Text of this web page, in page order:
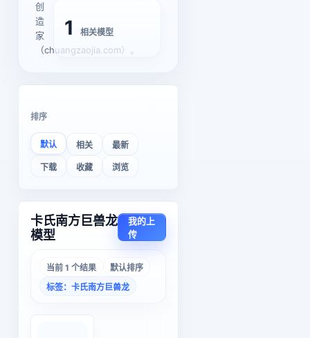
创
造
家
（chuangzaojia.com）。
1 相关模型
排序
默认 相关 最新
下载 收藏 浏览
卡氏南方巨兽龙
模型
我的上
传
当前 1 个结果
默认排序
标签：卡氏南方巨兽龙